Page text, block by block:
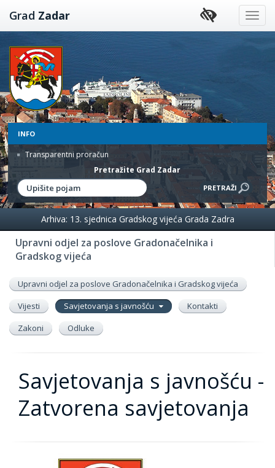
Preskoči
na
Grad Zadar
INFO
Transparentni proračun
Pretražite Grad Zadar
Upravni odjel za poslove Gradonačelnika i
Gradskog vijeća
Arhiva: 13. sjednica Gradskog vijeća Grada Zadra
Upravni odjel za poslove Gradonačelnika i Gradskog vijeća
Vijesti
Savjetovanja s javnošću
Kontakti
Zakoni
Odluke
Savjetovanja s javnošću -
Zatvorena savjetovanja